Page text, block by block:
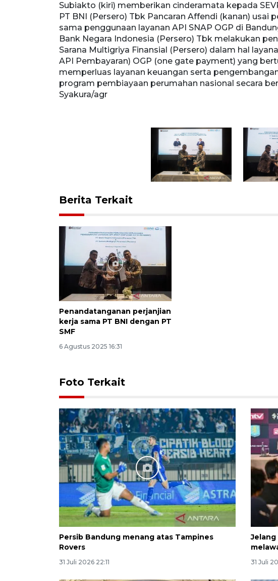
Subiakto (kiri) memberikan cinderamata kepada
PT BNI (Persero) Tbk Pancaran Affendi (kanan) usai
sama penggunaan layanan API SNAP OGP di
Bank Negara Indonesia (Persero) Tbk melakukan
Sarana Multigriya Finansial (Persero) dalam hal
API Pembayaran) OGP (one gate payment) yang
memperluas layanan keuangan serta
program pembiayaan perumahan nasional secara
Syakura/agr
Berita Terkait
Penandatanganan perjanjian
kerja sama PT BNI dengan PT
SMF
6 Agustus 2025 16:31
Foto Terkait
Persib Bandung menang atas Tampines
Rovers
31 Juli 2026 22:11 31 Juli